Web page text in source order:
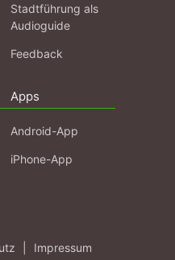
Stadtführung als
Audioguide
Feedback
Apps
Android-App
iPhone-App
Impressum